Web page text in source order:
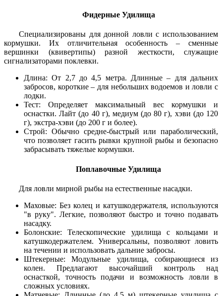
Фидерные Удилища
Специализированы для донной ловли с использованием
кормушки. Их отличительная особенность – сменные
вершинки (квивертипы) разной жесткости, служащие
сигнализаторами поклевки.
Длина: От 2,7 до 4,5 метра. Длинные – для дальних
забросов, короткие – для небольших водоемов и ловли с
лодки.
Тест: Определяет максимальный вес кормушки и
оснастки. Лайт (до 40 г), медиум (до 80 г), хэви (до 120
г), экстра-хэви (до 200 г и более).
Строй: Обычно средне-быстрый или параболический,
что позволяет гасить рывки крупной рыбы и безопасно
забрасывать тяжелые кормушки.
Поплавочные Удилища
Для ловли мирной рыбы на естественные насадки.
Маховые: Без колец и катушкодержателя, используются
"в руку". Легкие, позволяют быстро и точно подавать
насадку.
Болонские: Телескопические удилища с кольцами и
катушкодержателем. Универсальны, позволяют ловить
на течении и использовать дальние забросы.
Штекерные: Модульные удилища, собирающиеся из
колен. Предлагают высочайший контроль над
оснасткой, точность подачи и возможность ловли в
сложных условиях.